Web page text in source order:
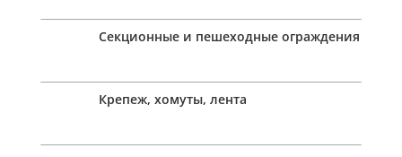
Секционные и пешеходные ограждения
Крепеж, хомуты, лента